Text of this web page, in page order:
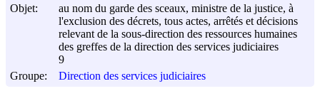
Objet:
au nom du garde des sceaux, ministre de la justice, à
l'exclusion des décrets, tous actes, arrêtés et décisions
relevant de la sous-direction des ressources humaines
des greffes de la direction des services judiciaires
9
Groupe:
Direction des services judiciaires